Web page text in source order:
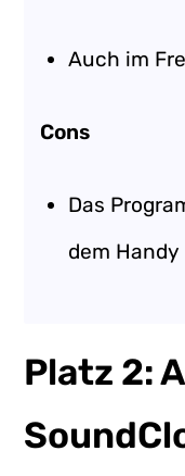
Auch im
Cons
Das
dem Handy
Platz 2: